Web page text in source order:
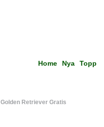
Home Nya Topp
Golden Retriever Gratis